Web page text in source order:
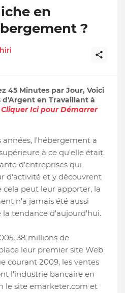
en
?
45 Minutes par Jour, Voici
en Travaillant à
Cliquer Ici pour Démarrer
années, l'hébergement a
à ce qu'elle était.
d'entreprises qui
d'activité et y découvrent
cela peut leur apporter, la
n'a jamais été aussi
la tendance d'aujourd'hui.
38 millions de
leur premier site Web
courant 2009, les ventes
l'industrie bancaire en
le site emarketer.com et